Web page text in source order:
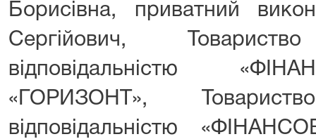
Борисівна, приватний
Сергійович,
відповідальністю
«ГОРИЗОНТ»,
відповідальністю